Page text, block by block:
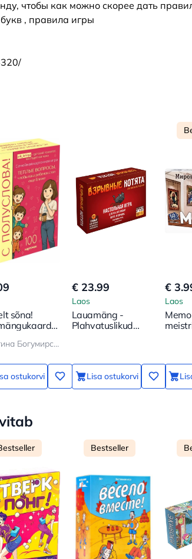
чтобы как можно скорее дать
, правила игры
sõna!
saaks
Кристина Богумирская
ostukorvi
€ 23.99
Laos
Lauamäng -
Plahvatuslikud
Lisa ostukorvi
€
Laos
Bestseller